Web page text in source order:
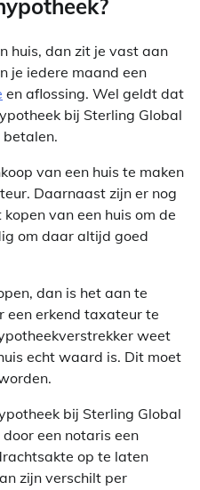
huis, dan zit je vast aan
je iedere maand een
en aflossing. Wel geldt dat
bij Sterling Global
betalen.
van een huis te maken
Daarnaast zijn er nog
van een huis om de
om daar altijd goed
dan is het aan te
een erkend taxateur te
weet
echt waard is. Dit moet
bij Sterling Global
een notaris een
op te laten
zijn verschilt per